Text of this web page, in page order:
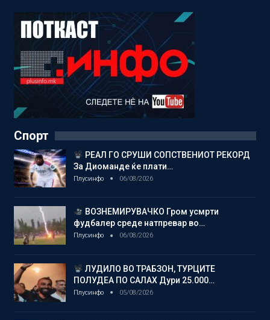
Спорт
РЕАЛ ГО СРУШИ СОПСТВЕНИОТ РЕКОРД
За Диоманде ќе плати…
Плусинфо 06/08/2026
ВОЗНЕМИРУВАЧКО Гром усмрти
фудбалер среде натпревар во…
Плусинфо 06/08/2026
ЛУДИЛО ВО ТРАБЗОН, ТУРЦИТЕ
ПОЛУДЕА ПО САЛАХ Дури 25.000…
Плусинфо 05/08/2026